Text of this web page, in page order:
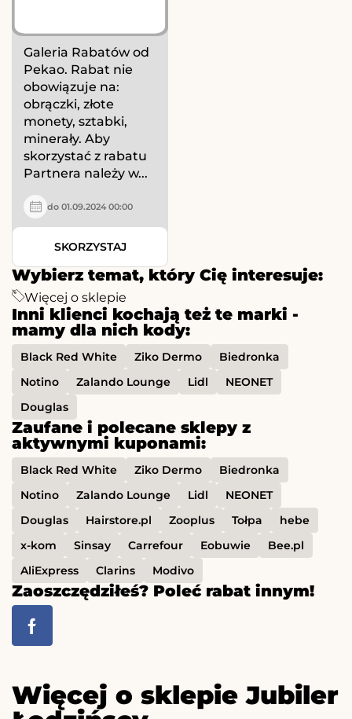
Wybierz temat, który Cię interesuje:
Więcej o sklepie
Inni klienci kochają też te marki -
mamy dla nich kody:
Black Red White Ziko Dermo
Biedronka
Notino
Zalando Lounge Lidl
NEONET
Douglas
Zaufane i polecane sklepy z
aktywnymi kuponami:
Black Red White Ziko Dermo
Biedronka
Notino
Zalando Lounge Lidl
NEONET
Douglas
Hairstore.pl Zooplus Tołpa
hebe
x-kom
Sinsay Carrefour Eobuwie
Bee.pl
AliExpress
Clarins Modivo
Zaoszczędziłeś? Poleć rabat innym!
Galeria Rabatów od
Pekao. Rabat nie
obowiązuje na:
obrączki, złote
monety, sztabki,
minerały. Aby
skorzystać z rabatu
Partnera należy w...
do 01.09.2024 00:00
SKORZYSTAJ
Więcej o sklepie Jubiler